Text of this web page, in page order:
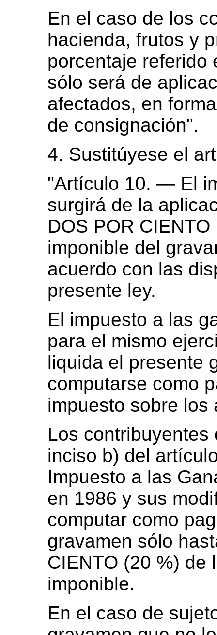
En el caso de los
hacienda, frutos y
porcentaje referido
sólo será de
afectados, en
de consignación".
4. Sustitúyese el
"Artículo 10. — El
surgirá de la
DOS POR
imponible del
acuerdo con las
presente ley.
El impuesto a las
para el mismo
liquida el presente
computarse como
impuesto sobre los
Los contribuyentes
inciso b) del
Impuesto a las
en 1986 y sus
computar como
gravamen sólo
CIENTO (20 %) de
imponible.
En el caso de